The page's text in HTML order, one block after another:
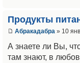
Продукты
Абракадабра » 10
А знаете ли Вы,
там знают, в